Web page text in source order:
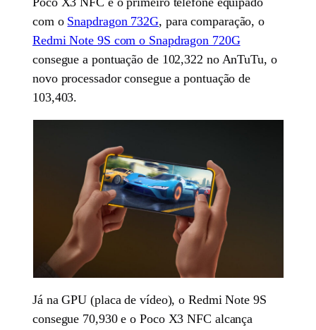
com o Snapdragon 732G, para comparação, o
Redmi Note 9S com o Snapdragon 720G
consegue a pontuação de 102,322 no AnTuTu, o
novo processador consegue a pontuação de
103,403.
Já na GPU (placa de vídeo), o Redmi Note 9S
consegue 70,930 e o Poco X3 NFC alcança